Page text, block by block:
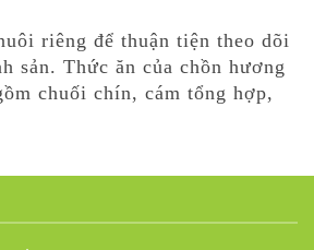
riêng để thuận tiện theo dõi
sản. Thức ăn của chồn hương
chuối chín, cám tổng hợp,